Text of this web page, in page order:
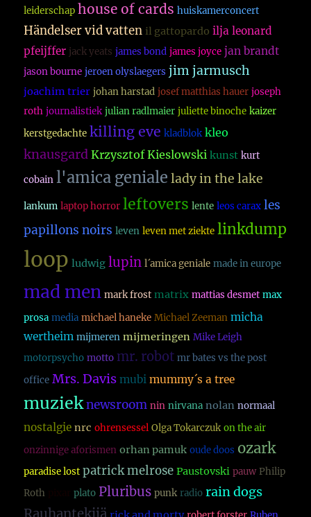
leiderschap house of cards huiskamerconcert
Händelser vid vatten il gattopardo ilja leonard
pfeijffer jack yeats james bond james joyce jan brandt
jason bourne jeroen olyslaegers jim jarmusch
joachim trier johan harstad josef matthias hauer joseph
roth journalistiek julian radlmaier juliette binoche kaizer
kerstgedachte killing eve kladblok kleo
knausgard Krzysztof Kieslowski kunst kurt
cobain l'amica geniale lady in the lake
lankum laptop horror leftovers lente leos carax les
papillons noirs leven leven met ziekte linkdump
loop ludwig lupin l´amica geniale made in europe
mad men mark frost matrix mattias desmet max
prosa media michael haneke Michael Zeeman micha
wertheim mijmeren mijmeringen Mike Leigh
motorpsycho motto mr. robot mr bates vs the post
office Mrs. Davis mubi mummy´s a tree
muzieknewsroom nin nirvana nolan normaal
nostalgie nrc ohrensessel Olga Tokarczuk on the air
onzinnige aforismen orhan pamuk oude doos ozark
paradise lost patrick melrose Paustovski pauw Philip
Roth
plato Pluribus punk radio rain dogs